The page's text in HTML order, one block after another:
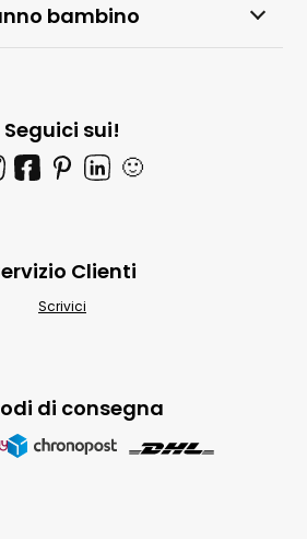
bambino
Seguici sui!
🙂
di consegna
Clienti
Scrivici